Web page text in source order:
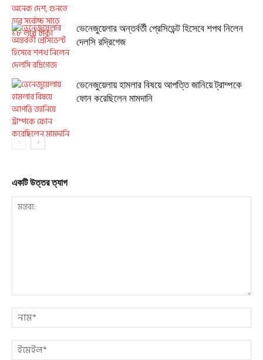
ভেনেজুয়েলার অন্তর্বর্তী প্রেসিডেন্ট হিসেবে শপথ নিলেন
দেলসি রদ্রিগেজ
ভেনেজুয়েলায় হামলার বিষয়ে আপত্তি জানিয়ে ট্রাম্পকে
ফোন করেছিলেন মামদানি
একটি উত্তর ত্যাগ